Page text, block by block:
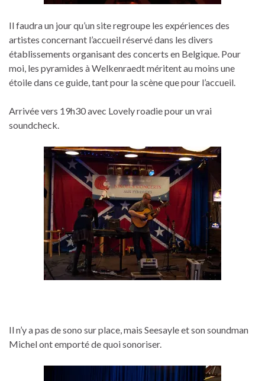
Il faudra un jour qu’un site regroupe les expériences des
artistes concernant l’accueil réservé dans les divers
établissements organisant des concerts en Belgique. Pour
moi, les pyramides à Welkenraedt méritent au moins une
étoile dans ce guide, tant pour la scène que pour l’accueil.
Arrivée vers 19h30 avec Lovely roadie pour un vrai
soundcheck.
Il n’y a pas de sono sur place, mais Seesayle et son soundman
Michel ont emporté de quoi sonoriser.